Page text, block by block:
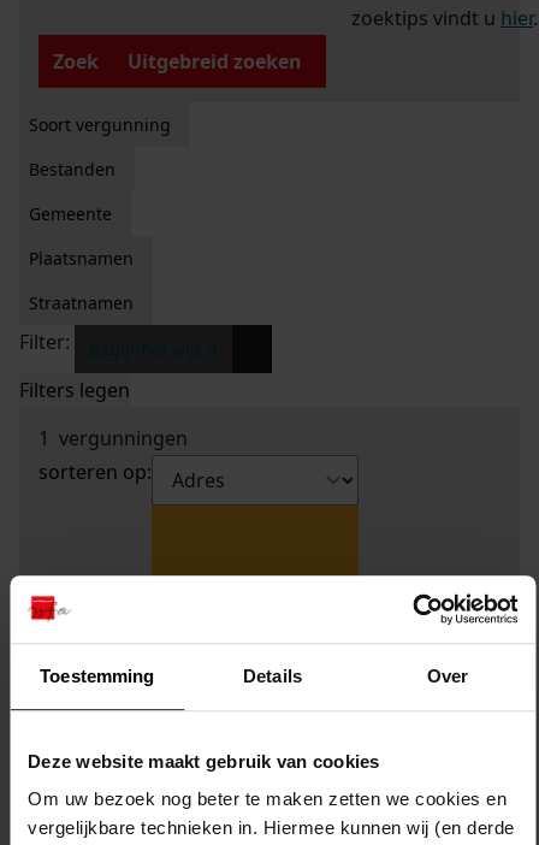
Toestemming Details Over
Deze website maakt gebruik van cookies
Om uw bezoek nog beter te maken zetten we cookies en
vergelijkbare technieken in. Hiermee kunnen wij (en derde
zoektips vindt u hier.
Zoek
Uitgebreid zoeken
Soort vergunning
Bestanden
Gemeente
Plaatsnamen
Straatnamen
Filter:
Filters legen
1 vergunningen
sorteren op: